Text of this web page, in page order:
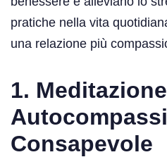
pratiche nella vita
una relazione più
1.
Consapevole